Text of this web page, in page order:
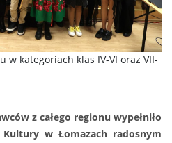
w kategoriach klas IV-VI oraz VII-
z całego regionu wypełniło
w Łomazach radosnym